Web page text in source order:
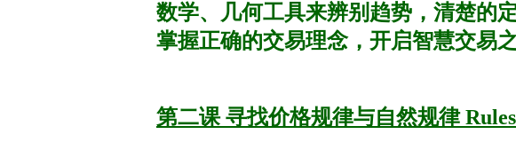
数学、几何工具来辨别趋势，清楚的
掌握正确的交易理念，开启智慧交易
第二课 寻找价格规律与自然规律